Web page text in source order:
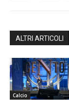
ALTRI ARTICOLI
Calcio